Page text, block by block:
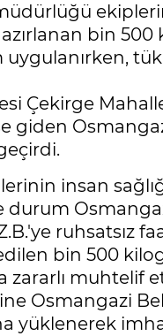
bin
uygulanırken,
Çekirge
giden
insan
ruhsatsız
bin 500
zararlı
Osmangazi
yüklenerek